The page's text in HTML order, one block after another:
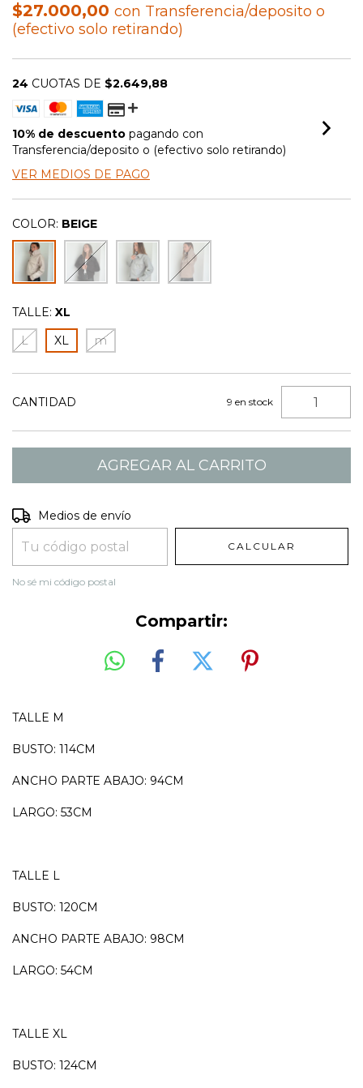
$27.000,00 con Transferencia/deposito o
(efectivo solo retirando)
24 CUOTAS DE $2.649,88
10% de descuento pagando con
Transferencia/deposito o (efectivo solo retirando)
VER MEDIOS DE PAGO
COLOR: BEIGE
TALLE: XL
L
XL m
CANTIDAD 9 en stock
Entregas para el CP:
Medios de envío
CALCULAR
No sé mi código postal
Compartir:
TALLE M
BUSTO: 114CM
ANCHO PARTE ABAJO: 94CM
LARGO: 53CM
TALLE L
BUSTO: 120CM
ANCHO PARTE ABAJO: 98CM
LARGO: 54CM
TALLE XL
BUSTO: 124CM